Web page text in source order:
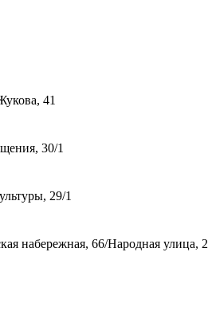
41
30/1
29/1
набережная, 66/Народная улица, 2